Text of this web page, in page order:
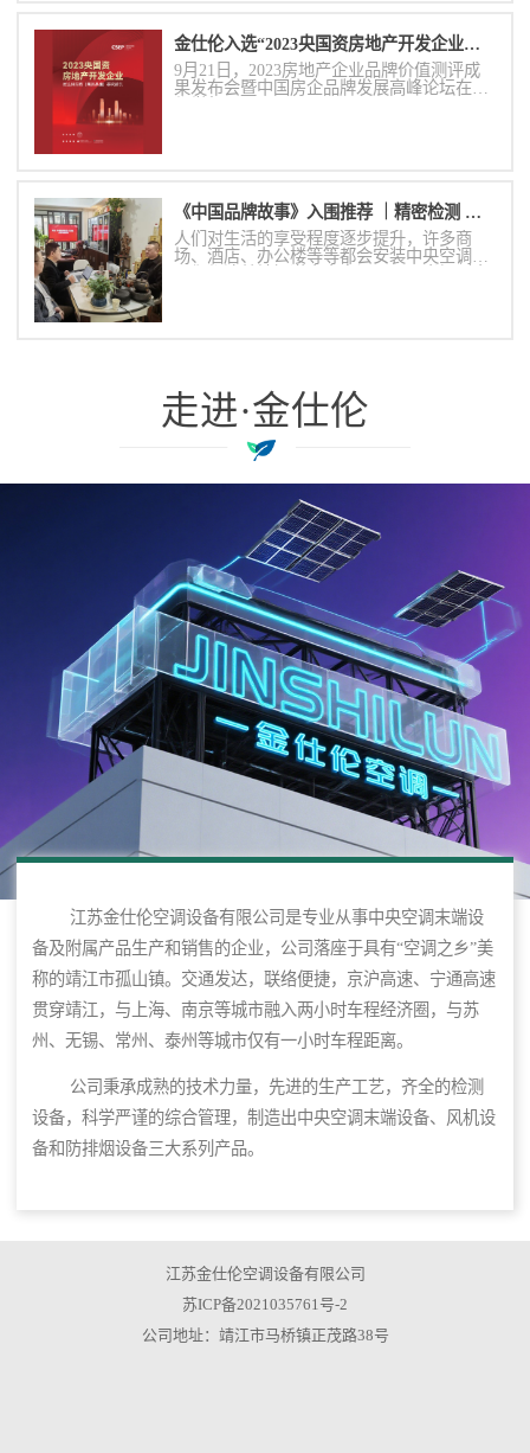
金仕伦入选“2023央国资房地产开发企业优选供应商（民族品牌）·消防排烟风机设备类”
9月21日，2023房地产企业品牌价值测评成
果发布会暨中国房企品牌发展高峰论坛在成
《中国品牌故事》入围推荐 ｜精密检测 铸就精工品质
人们对生活的享受程度逐步提升，许多商
场、酒店、办公楼等等都会安装中央空调。
走进·金仕伦
江苏金仕伦空调设备有限公司是专业从事中央空调末端设
备及附属产品生产和销售的企业，公司落座于具有“空调之乡”美
称的靖江市孤山镇。交通发达，联络便捷，京沪高速、宁通高速
贯穿靖江，与上海、南京等城市融入两小时车程经济圈，与苏
州、无锡、常州、泰州等城市仅有一小时车程距离。
公司秉承成熟的技术力量，先进的生产工艺，齐全的检测
设备，科学严谨的综合管理，制造出中央空调末端设备、风机设
备和防排烟设备三大系列产品。
江苏金仕伦空调设备有限公司
苏ICP备2021035761号-2
公司地址：靖江市马桥镇正茂路38号